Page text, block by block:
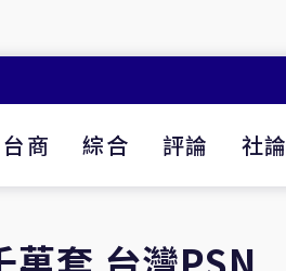
台商 綜合 評論 社論